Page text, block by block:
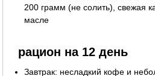
200 грамм (не солить), свежая
масле
рацион на 12 день
Завтрак: несладкий кофе и